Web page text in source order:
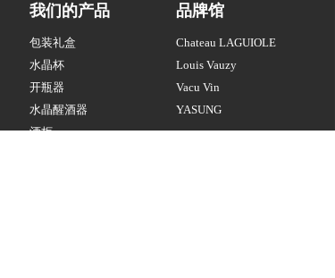
我们的产品
包装礼盒
水晶杯
开瓶器
水晶醒酒器
酒柜
品牌馆
Louis Vauzy
Vacu Vin
YASUNG
Chateau LAGUIOLE